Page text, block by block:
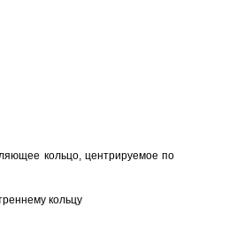
кольцо, центрируемое по
кольцу